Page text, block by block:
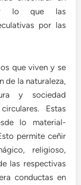
lo que las
por las
que viven y se
de la naturaleza,
y sociedad
Estas
lo material-
permite ceñir
religioso,
las respectivas
conductas en